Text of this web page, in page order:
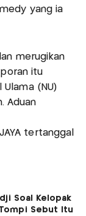
yang ia
merugikan
itu
(NU)
Aduan
tertanggal
Soal Kelopak
Sebut Itu